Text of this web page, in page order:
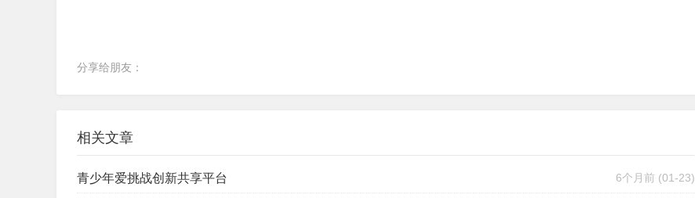
分享给朋友：
相关文章
青少年爱挑战创新共享平台 6个月前 (01-23)